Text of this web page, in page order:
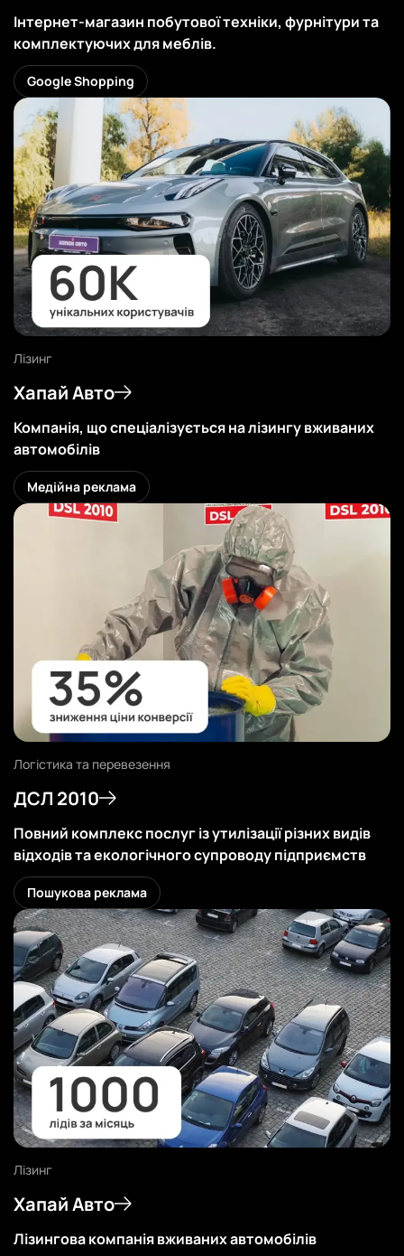
Iнтернет-магазин побутової техніки, фурнітури та
комплектуючих для меблів.
Google Shopping
Лізинг
Хапай Авто
Компанія, що спеціалізується на лізингу вживаних
автомобілів
Медійна реклама
Дивитись
Логістика та перевезення
ДСЛ 2010
Повний комплекс послуг із утилізації різних видів
відходів та екологічного супроводу підприємств
Пошукова реклама
Лізинг
Хапай Авто
Лізингова компанія вживаних автомобілів